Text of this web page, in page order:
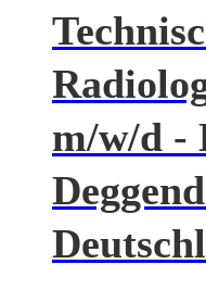
m/w/d -